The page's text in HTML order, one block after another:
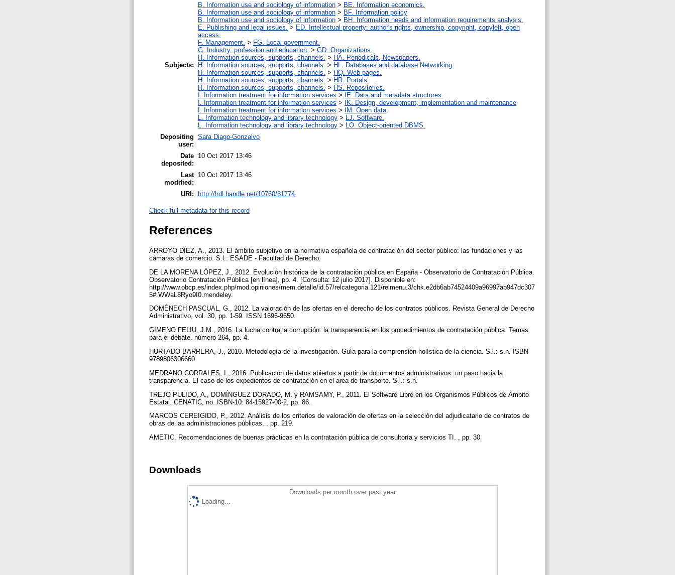
Subjects:
B. Information use and sociology of information > BE. Information economics.
B. Information use and sociology of information > BF. Information policy
B. Information use and sociology of information > BH. Information needs and information requirements analysis.
E. Publishing and legal issues. > ED. Intellectual property: author's rights, ownership, copyright, copyleft, open
access.
F. Management. > FG. Local government.
G. Industry, profession and education. > GD. Organizations.
H. Information sources, supports, channels. > HA. Periodicals, Newspapers.
H. Information sources, supports, channels. > HL. Databases and database Networking.
H. Information sources, supports, channels. > HQ. Web pages.
H. Information sources, supports, channels. > HR. Portals.
H. Information sources, supports, channels. > HS. Repositories.
I. Information treatment for information services >
IE. Data and metadata structures.
I. Information treatment for information services >
IK. Design, development, implementation and maintenance
I. Information treatment for information services >
IM. Open data
L. Information technology and library technology >
LJ. Software.
L. Information technology and library technology >
LO. Object-oriented DBMS.
Depositing
user:
Sara Diago-Gonzalvo
Date
deposited:
10 Oct 2017 13:46
Last
modified:
10 Oct 2017 13:46
URI: http://hdl.handle.net/10760/31774
Check full metadata for this record
References
ARROYO DÍEZ, A., 2013. El ámbito subjetivo en la normativa española de contratación del sector público: las fundaciones y las
cámaras de comercio. S.l.: ESADE - Facultad de Derecho.
DE LA MORENA LÓPEZ, J., 2012. Evolución histórica de la contratación pública en España - Observatorio de Contratación Pública.
Observatorio Contratación Pública [en línea], pp. 4. [Consulta: 12 julio 2017]. Disponible en:
http://www.obcp.es/index.php/mod.opiniones/mem.detalle/id.57/relcategoria.121/relmenu.3/chk.e2db6ab74524409a96997ab947dc307
5#.WWaL8Ryo9I0.mendeley.
DOMÉNECH PASCUAL, G., 2012. La valoración de las ofertas en el derecho de los contratos públicos. Revista General de Derecho
Administrativo, vol. 30, pp. 1-59. ISSN 1696-9650.
GIMENO FELIU, J.M., 2016. La lucha contra la corrupción: la transparencia en los procedimientos de contratación pública. Temas
para el debate. número 264, pp. 4.
HURTADO BARRERA, J., 2010. Metodología de la investigación. Guía para la comprensión holística de la ciencia. S.l.: s.n. ISBN
9789806306660.
MEDRANO CORRALES, I., 2016. Publicación de datos abiertos a partir de documentos administrativos: un paso hacia la
transparencia. El caso de los expedientes de contratación en el area de transporte. S.l.: s.n.
TREJO PULIDO, A., DOMÍNGUEZ DORADO, M. y RAMSAMY, P., 2011. El Software Libre en los Organismos Públicos de Ámbito
Estatal. CENATIC, no. ISBN-10: 84-15927-00-2, pp. 86.
MARCOS CEREIGIDO, P., 2012. Análisis de los criterios de valoración de ofertas en la selección del adjudicatario de contratos de
obras de las administraciones públicas. , pp. 219.
AMETIC. Recomendaciones de buenas prácticas en la contratación pública de consultoría y servicios TI. , pp. 30.
Downloads
Downloads per month over past year
Loading...